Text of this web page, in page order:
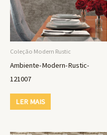
Coleção Modern Rustic
Ambiente-Modern-Rustic-
121007
LER MAIS